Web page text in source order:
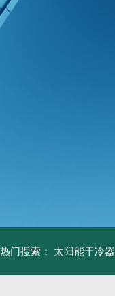
热门搜索： 太阳能干冷器